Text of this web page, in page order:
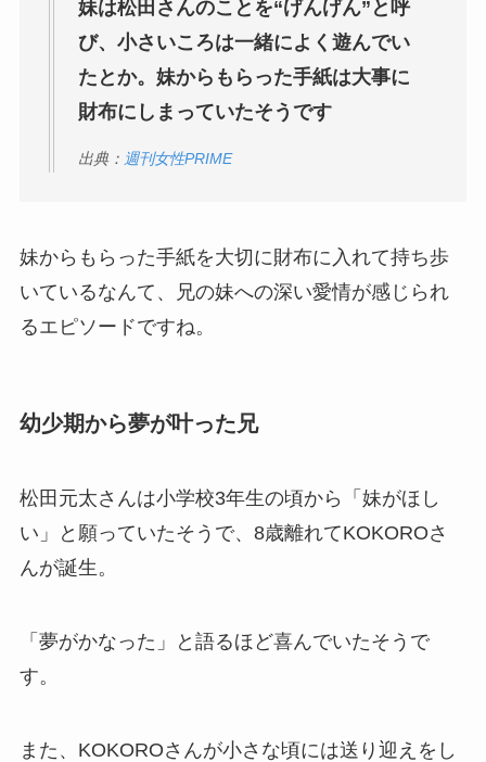
妹は松田さんのことを“げんげん”と呼
び、小さいころは一緒によく遊んでい
たとか。妹からもらった手紙は大事に
財布にしまっていたそうです
出典： 週刊女性PRIME
妹からもらった手紙を大切に財布に入れて持ち歩
いているなんて、兄の妹への深い愛情が感じられ
るエピソードですね。
幼少期から夢が叶った兄
松田元太さんは小学校3年生の頃から「妹がほし
い」と願っていたそうで、8歳離れてKOKOROさ
んが誕生。
「夢がかなった」と語るほど喜んでいたそうで
す。
また、KOKOROさんが小さな頃には送り迎えをし